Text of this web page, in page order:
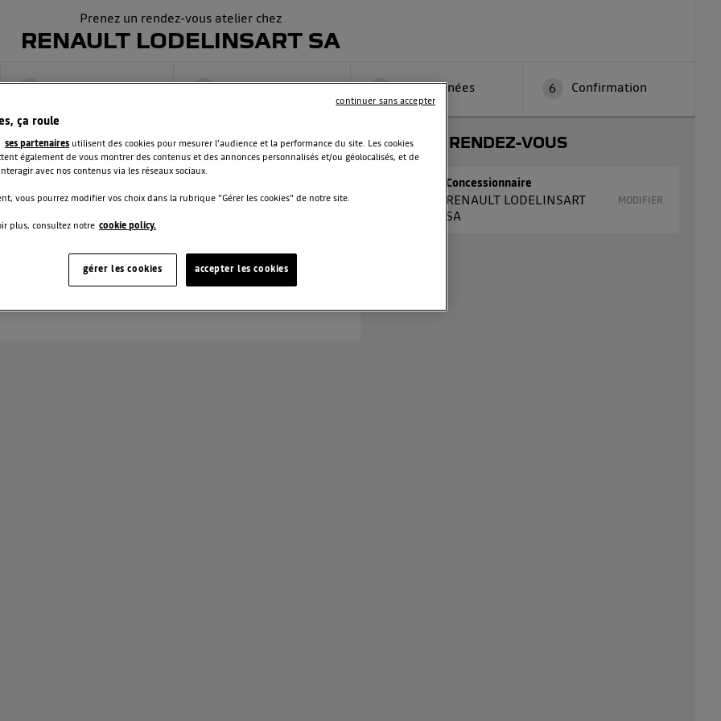
Prenez un rendez-vous atelier chez
RENAULT LODELINSART SA
Interventions Date et heure Coordonnées 6 Confirmation
DE VOTRE
Kilométrage
VOTRE RENDEZ-VOUS
Concessionnaire
RENAULT LODELINSART
SA
MODIFIER
ça roule
ses partenaires utilisent des cookies pour mesurer l'audience et la performance du site. Les cookies
également de vous montrer des contenus et des annonces personnalisés et/ou géolocalisés, et de
avec nos contenus via les réseaux sociaux.
vous pourrez modifier vos choix dans la rubrique "Gérer les cookies" de notre site.
plus, consultez notre cookie policy.
accepter les cookies
gérer les cookies
continuer sans accepter